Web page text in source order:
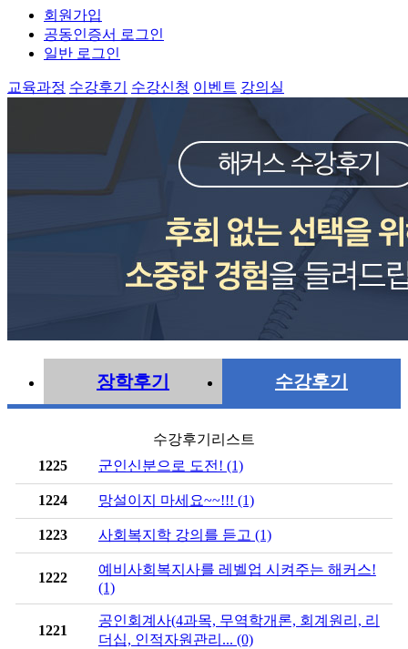
회원가입
공동인증서 로그인
일반 로그인
교육과정 수강후기 수강신청 이벤트 강의실
장학후기 수강후기
수강후기리스트
1225
군인신분으로 도전! (1)
1224 망설이지 마세요~~!!! (1)
1223 사회복지학 강의를 듣고 (1)
1222
예비사회복지사를 레벨업 시켜주는 해커스!
(1)
1221
공인회계사(4과목, 무역학개론, 회계원리, 리
더십, 인적자원관리... (0)